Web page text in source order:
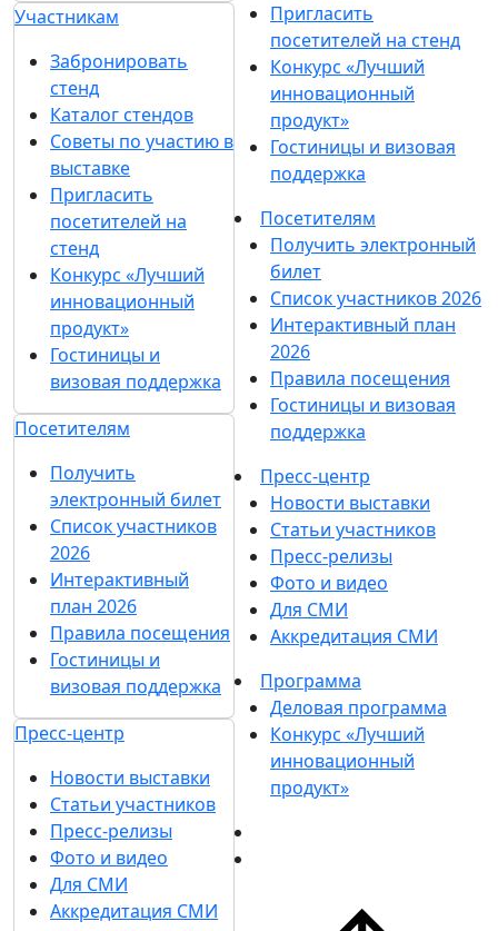
Участникам
Забронировать
стенд
Каталог стендов
Советы по участию в
выставке
Пригласить
посетителей на
стенд
Конкурс «Лучший
инновационный
продукт»
Гостиницы и
визовая поддержка
Посетителям
Получить
электронный билет
Список участников
2026
Интерактивный
план 2026
Правила посещения
Гостиницы и
визовая поддержка
Пресс-центр
Новости выставки
Статьи участников
Пресс-релизы
Фото и видео
Для СМИ
Аккредитация СМИ
Пригласить
посетителей на стенд
Конкурс «Лучший
инновационный
продукт»
Гостиницы и визовая
поддержка
Посетителям
Получить электронный
билет
Список участников 2026
Интерактивный план
2026
Правила посещения
Гостиницы и визовая
поддержка
Пресс-центр
Новости выставки
Статьи участников
Пресс-релизы
Фото и видео
Для СМИ
Аккредитация СМИ
Программа
Деловая программа
Конкурс «Лучший
инновационный
продукт»